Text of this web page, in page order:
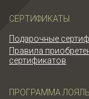
СЕРТИФИКАТЫ
Подарочные
Правила
сертификатов
ПРОГРАММА